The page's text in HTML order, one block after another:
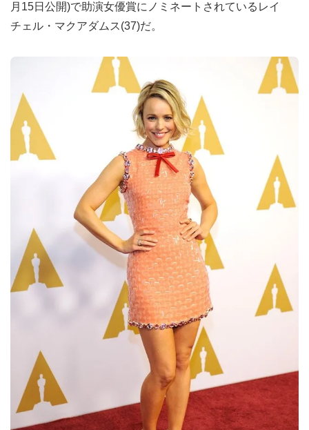
月15日公開)で助演女優賞にノミネートされているレイ
チェル・マクアダムス(37)だ。